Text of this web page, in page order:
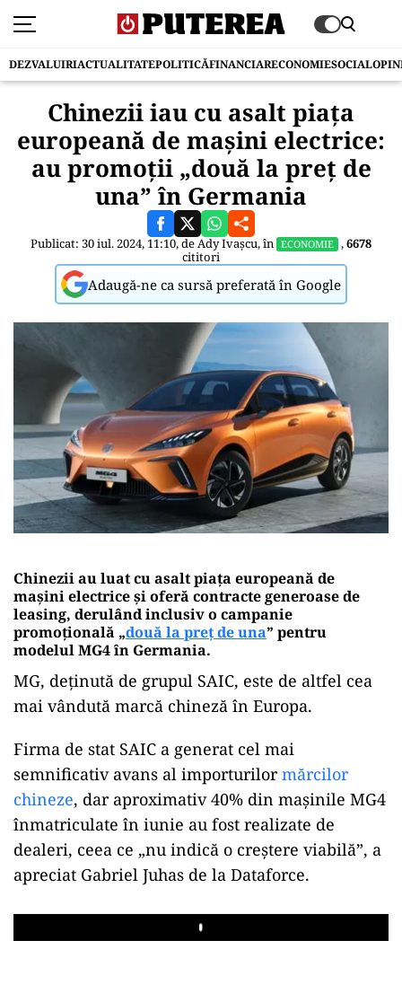
DEZVALUIRIACTUALITATEPOLITICĂFINANCIARECONOMIESOCIAL
Chinezii iau cu asalt piaţa
europeană de maşini electrice:
au promoţii „două la preţ de
una” în Germania
Publicat: 30 iul. 2024, 11:10, deAdy Ivașcu, în ECONOMIE ,6678
cititori
Adaugă-ne ca sursă preferată în Google
Chinezii au luat cu asalt piaţa europeană de
maşini electrice şi oferă contracte generoase de
leasing, derulând inclusiv o campanie
promoţională „două la preţ de una” pentru
modelul MG4 în Germania.
MG, deţinută de grupul SAIC, este de altfel cea
mai vândută marcă chineză în Europa.
Firma de stat SAIC a generat cel mai
semnificativ avans al importurilormărcilor
chineze, dar aproximativ 40% din maşinile MG4
înmatriculate în iunie au fost realizate de
dealeri, ceea ce „nu indică o creştere viabilă”, a
apreciat Gabriel Juhas de la Dataforce.
Play